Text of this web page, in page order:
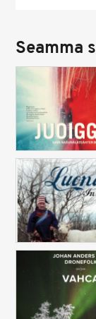
Seamma